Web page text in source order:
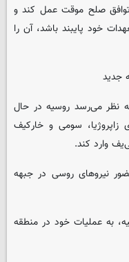
توافق صلح موقت عمل کند و
خود پایبند باشد، آن را
جدید
نظر می‌رسد روسیه در حال
زاپروژیا، سومی و خارکیف
وارد کند.
نیروهای روسی در جبهه
به عملیات خود در منطقه